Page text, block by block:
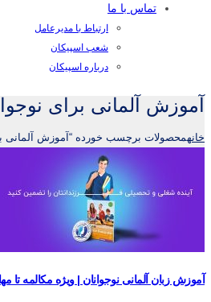
تماس با ما
ارتباط با مدیرعامل
شعب اسپیکان
درباره اسپیکان
آموزش آلمانی برای
خانهمحصولات برچسب خورده “آموزش آلمانی
آموزش زبان آلمانی نوجوانان | ویژه مکالمه تا